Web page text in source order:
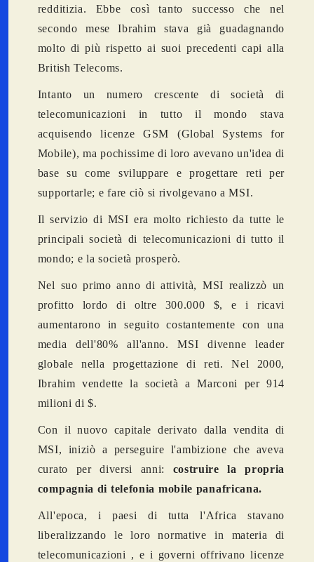
redditizia. Ebbe così tanto successo che nel
secondo mese Ibrahim stava già guadagnando
molto di più rispetto ai suoi precedenti capi alla
British Telecoms.
Intanto un numero crescente di società di
telecomunicazioni in tutto il mondo stava
acquisendo licenze GSM (Global Systems for
Mobile), ma pochissime di loro avevano un'idea di
base su come sviluppare e progettare reti per
supportarle; e fare ciò si rivolgevano a MSI.
Il servizio di MSI era molto richiesto da tutte le
principali società di telecomunicazioni di tutto il
mondo; e la società prosperò.
Nel suo primo anno di attività, MSI realizzò un
profitto lordo di oltre 300.000 $, e i ricavi
aumentarono in seguito costantemente con una
media dell'80% all'anno. MSI divenne leader
globale nella progettazione di reti. Nel 2000,
Ibrahim vendette la società a Marconi per 914
milioni di $.
Con il nuovo capitale derivato dalla vendita di
MSI, iniziò a perseguire l'ambizione che aveva
curato per diversi anni: costruire la propria
compagnia di telefonia mobile panafricana.
All'epoca, i paesi di tutta l'Africa stavano
liberalizzando le loro normative in materia di
telecomunicazioni , e i governi offrivano licenze